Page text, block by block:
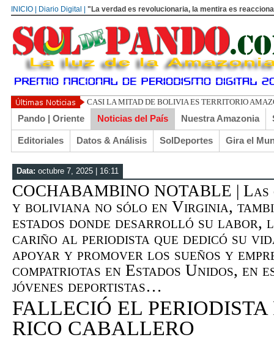
INICIO | Diario Digital | "La verdad es revolucionaria, la mentira es
UN LIBERTARIO LLAMADO EL TURI TORRICO
Pando | Oriente Noticias del País Nuestra Amazonia
Editoriales Datos & Análisis SolDeportes Gira el
Data: octubre 7, 2025 | 16:11
COCHABAMBINO NOTABLE | Las
y boliviana no sólo en Virginia,
estados donde desarrolló su labor,
cariño al periodista que dedicó su
apoyar y promover los sueños y
compatriotas en Estados Unidos, en
jóvenes deportistas…
FALLECIÓ EL PERIODISTA
RICO CABALLERO